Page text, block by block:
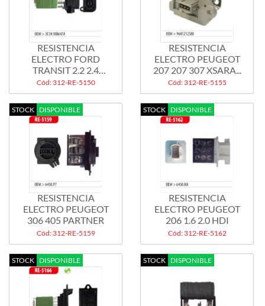
RESISTENCIA
ELECTRO FORD
TRANSIT 2.2 2.4
TDCI...
Cód: 312-RE-5150
RESISTENCIA
ELECTRO PEUGEOT
207 207 307 XSARA...
Cód: 312-RE-5155
STOCK DISPONIBLE
RESISTENCIA
ELECTRO PEUGEOT
306 405 PARTNER
Cód: 312-RE-5159
STOCK DISPONIBLE
RESISTENCIA
ELECTRO PEUGEOT
206 1.6 2.0 HDI
Cód: 312-RE-5162
STOCK DISPONIBLE STOCK DISPONIBLE